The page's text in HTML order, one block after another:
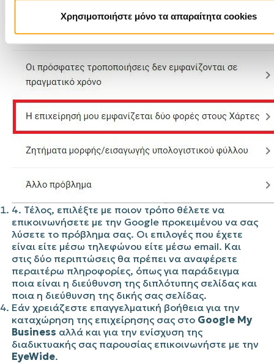
Χρησιμοποιήστε μόνο τα απαραίτητα cookies
4. Τέλος, επιλέξτε με ποιον τρόπο θέλετε να
επικοινωνήσετε με την Google προκειμένου να σας
λύσετε το πρόβλημα σας. Οι επιλογές που έχετε
είναι είτε μέσω τηλεφώνου είτε μέσω email. Και
στις δύο περιπτώσεις θα πρέπει να αναφέρετε
περαιτέρω πληροφορίες, όπως για παράδειγμα
ποια είναι η διεύθυνση της διπλότυπης σελίδας και
ποια η διεύθυνση της δικής σας σελίδας.
Εάν χρειάζεστε επαγγελματική βοήθεια για την
καταχώρηση της επιχείρησης σας στο Google My
Business αλλά και για την ενίσχυση της
διαδικτυακής σας παρουσίας επικοινωνήστε με την
EyeWide.